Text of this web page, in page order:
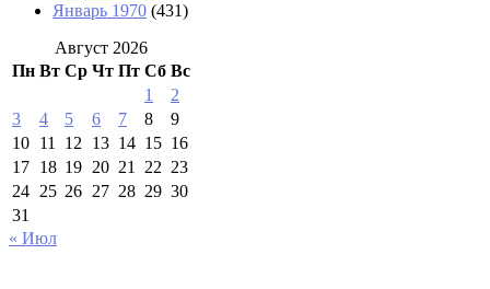
Январь 1970 (431)
Август 2026
Пн Вт Ср Чт Пт Сб Вс
1
2
3
4 5 6 7 8
9
10 11 12 13 14 15 16
17 18 19 20 21 22 23
24 25 26 27 28 29 30
31
« Июл